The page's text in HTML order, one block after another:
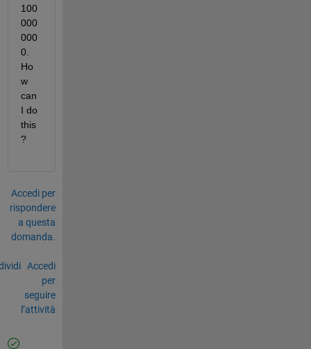
100
000
000
0.
Ho
w
can
I do
this
?
Accedi per
rispondere
a questa
domanda.
Accedi
per
seguire
l’attività